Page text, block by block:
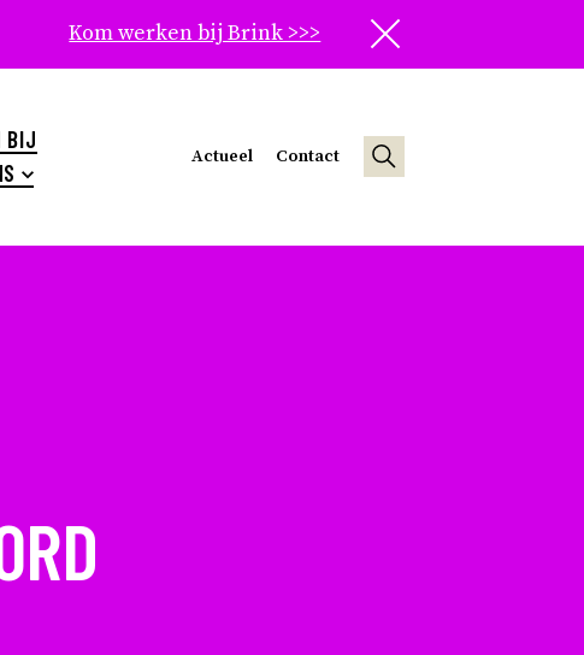
Kom werken bij Brink >>> Sluit
BIJ
Actueel Contact